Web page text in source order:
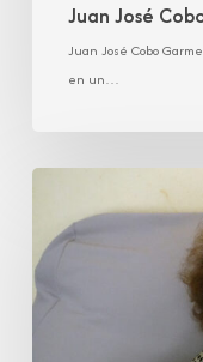
Juan José
Juan José Cobo
en un…
María
González
Ortiz